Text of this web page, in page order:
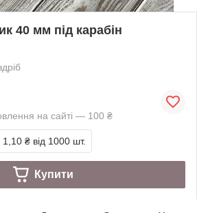
40 мм під карабін
на сайті — 100 ₴
1,10 ₴ від 1000 шт.
Купити